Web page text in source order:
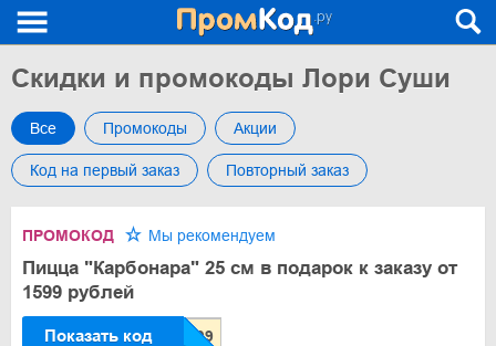
Скидки и промокоды Лори Суши
Все Промокоды Акции
Код на первый заказ Повторный заказ
ПРОМОКОД Мы рекомендуем
Пицца "Карбонара" 25 см в подарок к заказу от
1599 рублей
Показать код